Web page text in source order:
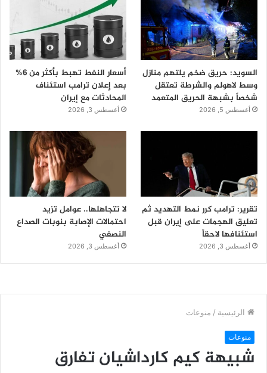
السويد: حريق ضخم يلتهم منازل
وسط لاهولم والشرطة تعتقل
شخصاً بشبهة الحريق المتعمد
أغسطس 5, 2026
أسعار النفط تهبط بأكثر من 6%
بعد إعلان ترامب استئناف
المحادثات مع إيران
أغسطس 3, 2026
تقرير: ترامب كرر نمط التهديد ثم
تعليق الهجمات على إيران قبل
استئنافها لاحقاً
أغسطس 3, 2026
لا تتجاهلها.. عوامل تزيد
احتمالات الإصابة بنوبات الصداع
النصفي
أغسطس 3, 2026